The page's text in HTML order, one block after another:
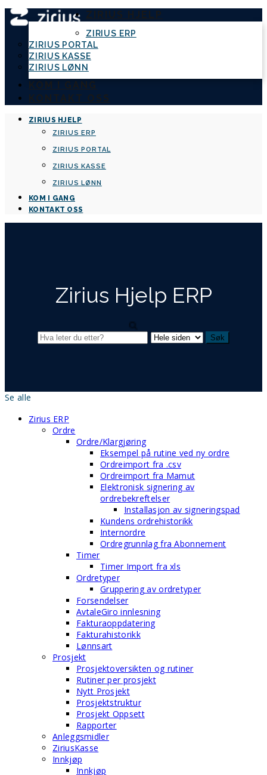
ZIRIUS HJELP
ZIRIUS ERP
ZIRIUS PORTAL
ZIRIUS KASSE
ZIRIUS LØNN
KOM I GANG
KONTAKT OSS
ZIRIUS HJELP
ZIRIUS ERP
ZIRIUS PORTAL
ZIRIUS KASSE
ZIRIUS LØNN
KOM I GANG
KONTAKT OSS
Zirius Hjelp ERP
Se alle
Zirius ERP
Ordre
Ordre/Klargjøring
Eksempel på rutine ved ny ordre
Ordreimport fra .csv
Ordreimport fra Mamut
Elektronisk signering av
ordrebekreftelser
Installasjon av signeringspad
Kundens ordrehistorikk
Internordre
Ordregrunnlag fra Abonnement
Timer
Timer Import fra xls
Ordretyper
Gruppering av ordretyper
Forsendelser
AvtaleGiro innlesning
Fakturaoppdatering
Fakturahistorikk
Lønnsart
Prosjekt
Prosjektoversikten og rutiner
Rutiner per prosjekt
Nytt Prosjekt
Prosjektstruktur
Prosjekt Oppsett
Rapporter
Anleggsmidler
ZiriusKasse
Innkjøp
Innkjøp